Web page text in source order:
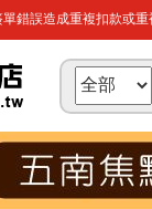
錯誤造成重複扣款或重